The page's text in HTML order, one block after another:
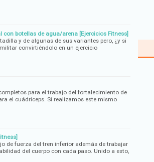
botellas de agua/arena [Ejercicios Fitness]
y de algunas de sus variantes pero, ¿y si
convirtiéndolo en un ejercicio
para el trabajo del fortalecimiento de
el cuádriceps. Si realizamos este mismo
de fuerza del tren inferior además de trabajar
del cuerpo con cada paso. Unido a esto,